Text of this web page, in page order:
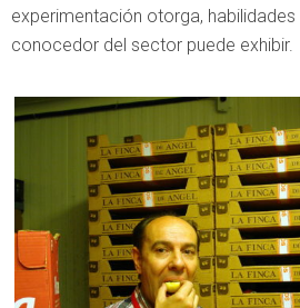
experimentación otorga,
conocedor del sector puede exhibir.